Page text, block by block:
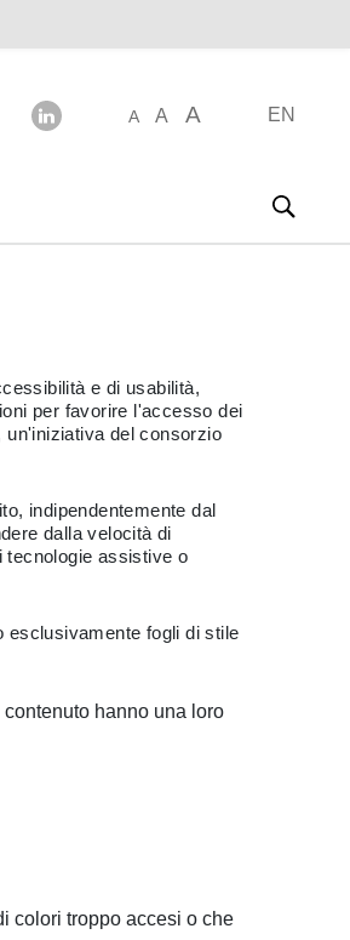
A A A EN
e di usabilità,
per favorire l'accesso dei
un'iniziativa del consorzio
indipendentemente dal
dalla velocità di
tecnologie assistive o
esclusivamente fogli di stile
hanno una loro
colori troppo accesi o che